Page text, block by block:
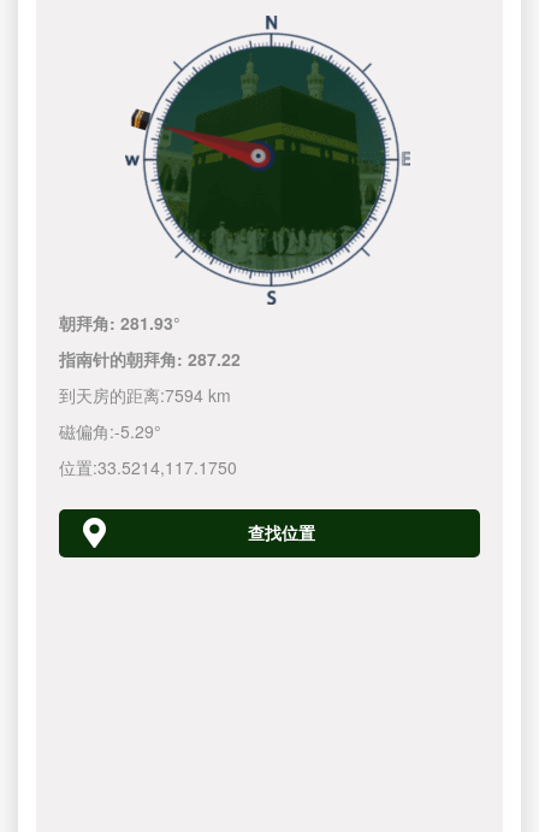
朝拜角:281.93°
指南针的朝拜角:287.22
到天房的距离:7594 km
磁偏角:-5.29°
位置:33.5214,117.1750
查找位置